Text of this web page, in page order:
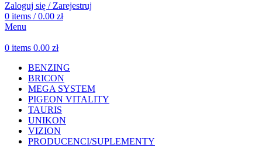
Zaloguj się / Zarejestruj
0 items / 0.00 zł
Menu
0 items 0.00 zł
BENZING
BRICON
MEGA SYSTEM
PIGEON VITALITY
TAURIS
UNIKON
VIZION
PRODUCENCI/SUPLEMENTY